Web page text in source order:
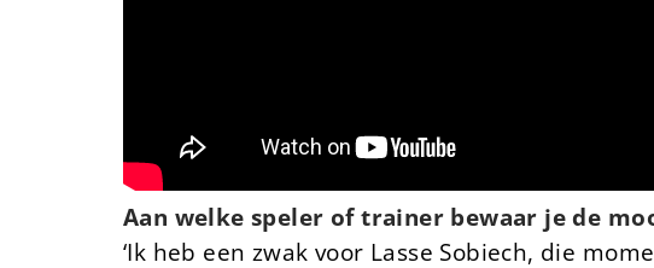
Aan welke speler of trainer bewaar je de
‘Ik heb een zwak voor Lasse Sobiech, die